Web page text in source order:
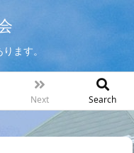
ます。
Next Search